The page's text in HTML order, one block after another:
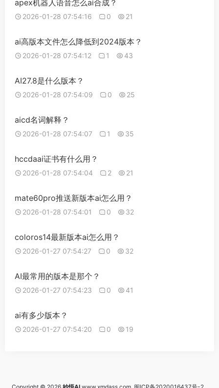
apex机器人语音怎么ai合成？
2026-01-28 07:54:16 0 21
ai高版本文件怎么降低到2024版本？
2026-01-28 07:54:12 1 43
AI27.8是什么版本？
2026-01-28 07:54:09 0 25
aicd名词解释？
2026-01-28 07:54:07 1 35
hccdaai证书有什么用？
2026-01-28 07:54:04 2 21
mate60pro推送新版本ai怎么用？
2026-01-28 07:54:01 0 32
coloros14最新版本ai怎么用？
2026-01-27 07:54:27 0 32
AI最常用的版本是那个？
2026-01-27 07:54:23 0 41
ai有多少版本？
2026-01-27 07:54:20 0 19